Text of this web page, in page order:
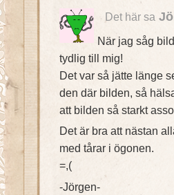
Det här sa
När jag såg
tydlig till mig!
Det var så jätte länge
den där bilden, så
att bilden så starkt
Det är bra att nästan
med tårar i ögonen.
=,(
-Jörgen-